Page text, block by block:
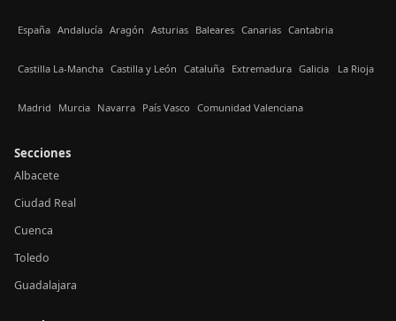
España Andalucía Aragón Asturias Baleares Canarias Cantabria
Castilla La-Mancha Castilla y León Cataluña Extremadura Galicia La Rioja
Madrid Murcia Navarra País Vasco Comunidad Valenciana
Secciones
Albacete
Ciudad Real
Cuenca
Toledo
Guadalajara